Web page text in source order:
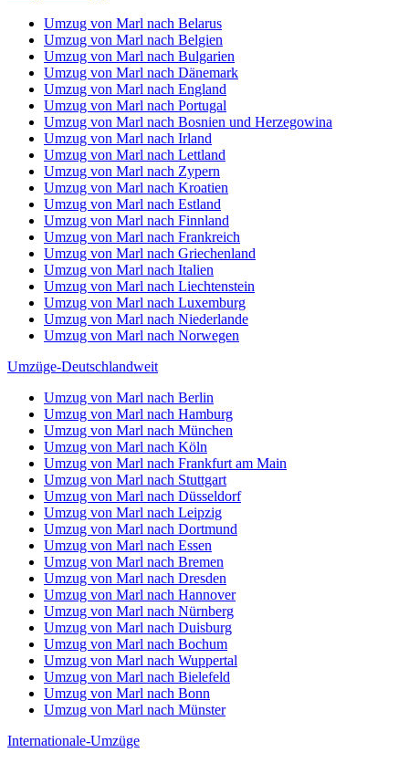
Umzug von Marl nach Belarus
Umzug von Marl nach Belgien
Umzug von Marl nach Bulgarien
Umzug von Marl nach Dänemark
Umzug von Marl nach England
Umzug von Marl nach Portugal
Umzug von Marl nach Bosnien und Herzegowina
Umzug von Marl nach Irland
Umzug von Marl nach Lettland
Umzug von Marl nach Zypern
Umzug von Marl nach Kroatien
Umzug von Marl nach Estland
Umzug von Marl nach Finnland
Umzug von Marl nach Frankreich
Umzug von Marl nach Griechenland
Umzug von Marl nach Italien
Umzug von Marl nach Liechtenstein
Umzug von Marl nach Luxemburg
Umzug von Marl nach Niederlande
Umzug von Marl nach Norwegen
Umzüge-Deutschlandweit
Umzug von Marl nach Berlin
Umzug von Marl nach Hamburg
Umzug von Marl nach München
Umzug von Marl nach Köln
Umzug von Marl nach Frankfurt am Main
Umzug von Marl nach Stuttgart
Umzug von Marl nach Düsseldorf
Umzug von Marl nach Leipzig
Umzug von Marl nach Dortmund
Umzug von Marl nach Essen
Umzug von Marl nach Bremen
Umzug von Marl nach Dresden
Umzug von Marl nach Hannover
Umzug von Marl nach Nürnberg
Umzug von Marl nach Duisburg
Umzug von Marl nach Bochum
Umzug von Marl nach Wuppertal
Umzug von Marl nach Bielefeld
Umzug von Marl nach Bonn
Umzug von Marl nach Münster
Internationale-Umzüge